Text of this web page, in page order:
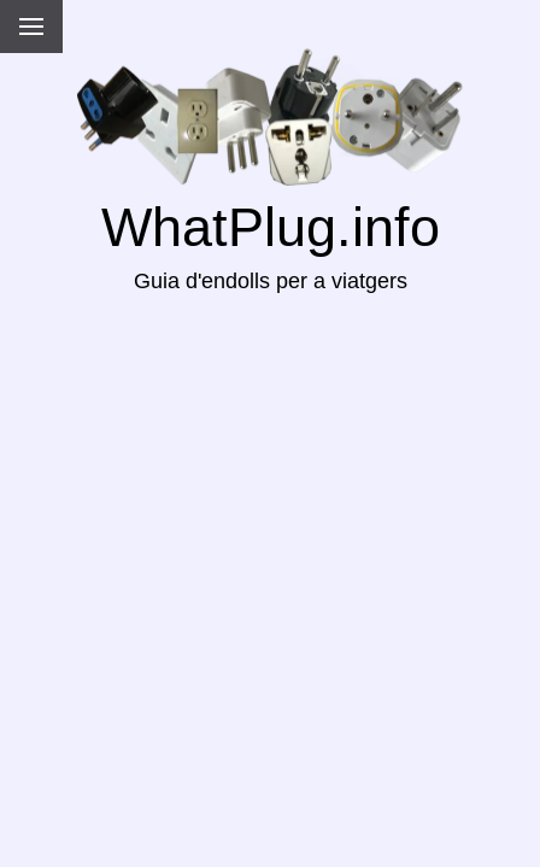
WhatPlug.info
Guia d'endolls per a viatgers